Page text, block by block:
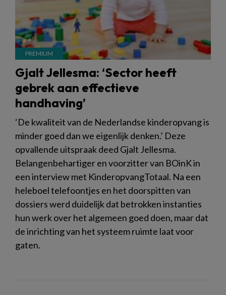
Gjalt Jellesma: ‘Sector heeft
gebrek aan effectieve
handhaving’
‘De kwaliteit van de Nederlandse kinderopvang is
minder goed dan we eigenlijk denken.’ Deze
opvallende uitspraak deed Gjalt Jellesma.
Belangenbehartiger en voorzitter van BOinK in
een interview met KinderopvangTotaal. Na een
heleboel telefoontjes en het doorspitten van
dossiers werd duidelijk dat betrokken instanties
hun werk over het algemeen goed doen, maar dat
de inrichting van het systeem ruimte laat voor
gaten.